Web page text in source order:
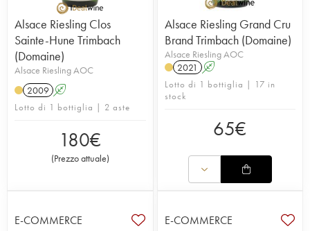
Alsace Riesling Clos
Sainte-Hune Trimbach
(Domaine)
Alsace Riesling AOC
2009 A
Lotto di 1 bottiglia | 2 aste
180€
(Prezzo attuale)
Alsace Riesling Grand Cru
Brand Trimbach (Domaine)
Alsace Riesling AOC
2021 A
Lotto di 1 bottiglia | 17 in
stock
65€
E-COMMERCE E-COMMERCE